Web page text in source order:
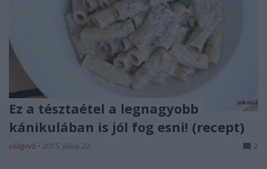
Ez a tésztaétel a legnagyobb
kánikulában is jól fog esni! (recept)
világevő • 2015. július 22. 2